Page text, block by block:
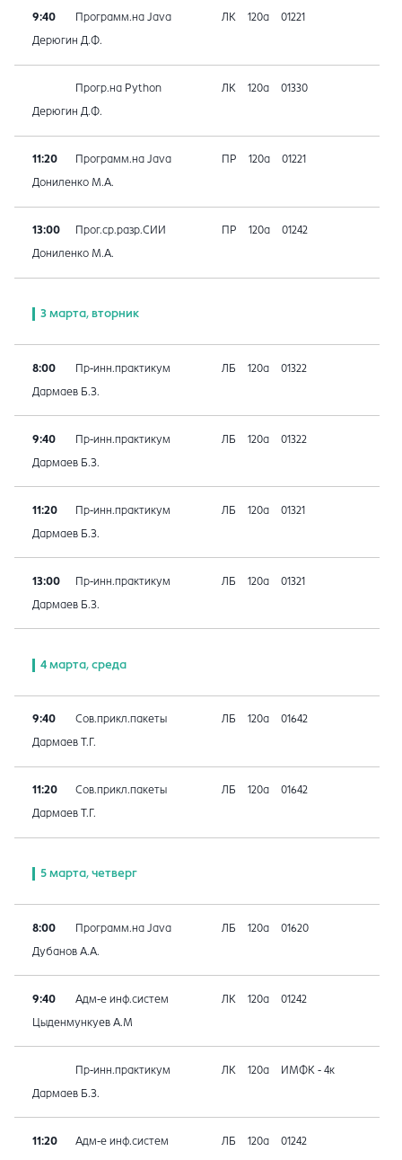
9:40 Программ.на Java ЛК 120а 01221
Дерюгин Д.Ф.
Прогр.на Python ЛК 120а 01330
Дерюгин Д.Ф.
11:20 Программ.на Java ПР 120а 01221
Дониленко М.А.
13:00 Прог.ср.разр.СИИ ПР 120а 01242
Дониленко М.А.
3 марта, вторник
8:00 Пр-инн.практикум ЛБ 120а 01322
Дармаев Б.З.
9:40 Пр-инн.практикум ЛБ 120а 01322
Дармаев Б.З.
11:20 Пр-инн.практикум ЛБ 120а 01321
Дармаев Б.З.
13:00 Пр-инн.практикум ЛБ 120а 01321
Дармаев Б.З.
4 марта, среда
9:40 Сов.прикл.пакеты ЛБ 120а 01642
Дармаев Т.Г.
11:20 Сов.прикл.пакеты ЛБ 120а 01642
Дармаев Т.Г.
5 марта, четверг
8:00 Программ.на Java ЛБ 120а 01620
Дубанов А.А.
9:40 Адм-е инф.систем ЛК 120а 01242
Цыденмункуев А.М
Пр-инн.практикум ЛК 120а ИМФК - 4к
Дармаев Б.З.
11:20 Адм-е инф.систем ЛБ 120а 01242